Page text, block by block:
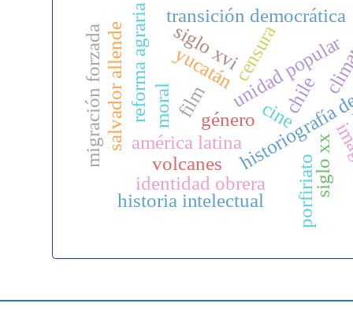
américa latina
censura
cine
film chile
salvador allende unidad popular
identidad obrera
moral
migración forzada siglo xvi
reforma agraria
siglo xx
porfiriato
yucatán
historia intelectual
transición democrática
volcanes
género